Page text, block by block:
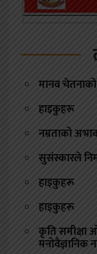
मानव
हाइकुहरू
नम्रताको
सुसंस्कारले
हाइकुहरू
हाइकुहरू
कृति समीक्षा
मनोवैज्ञानिक